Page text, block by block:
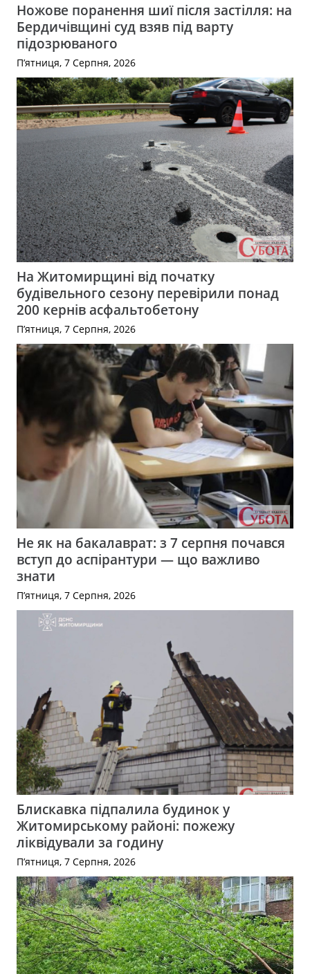
Ножове поранення шиї після застілля: на
Бердичівщині суд взяв під варту
підозрюваного
П’ятниця, 7 Серпня, 2026
На Житомирщині від початку
будівельного сезону перевірили понад
200 кернів асфальтобетону
П’ятниця, 7 Серпня, 2026
Не як на бакалаврат: з 7 серпня почався
вступ до аспірантури — що важливо
знати
П’ятниця, 7 Серпня, 2026
Блискавка підпалила будинок у
Житомирському районі: пожежу
ліквідували за годину
П’ятниця, 7 Серпня, 2026